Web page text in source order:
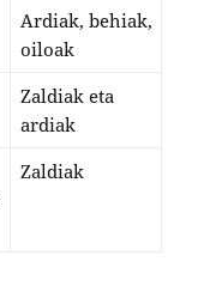
Ardiak, behiak,
oiloak
Zaldiak eta
ardiak
Zaldiak